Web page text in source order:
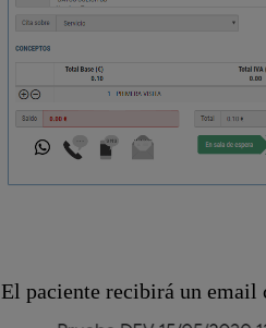
El paciente recibirá un email